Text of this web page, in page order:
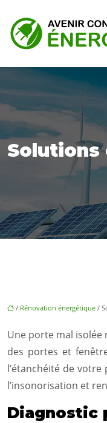
Solutions
/ Rénovation énergétique /
Une porte mal isolée
des portes et
l’étanchéité de
l’insonorisation et
Diagnostic